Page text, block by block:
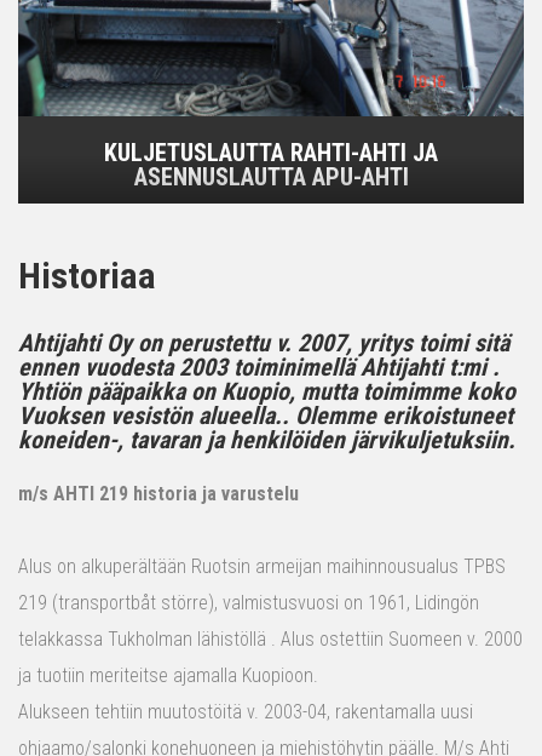
KULJETUSLAUTTA RAHTI-AHTI JA
ASENNUSLAUTTA APU-AHTI
Historiaa
Ahtijahti Oy on perustettu v. 2007, yritys toimi sitä
ennen vuodesta 2003 toiminimellä Ahtijahti t:mi .
Yhtiön pääpaikka on Kuopio, mutta toimimme koko
Vuoksen vesistön alueella.. Olemme erikoistuneet
koneiden-, tavaran ja henkilöiden järvikuljetuksiin.
m/s AHTI 219 historia ja varustelu
Alus on alkuperältään Ruotsin armeijan maihinnousualus TPBS
219 (transportbåt större), valmistusvuosi on 1961, Lidingön
telakkassa Tukholman lähistöllä . Alus ostettiin Suomeen v. 2000
ja tuotiin meriteitse ajamalla Kuopioon.
Alukseen tehtiin muutostöitä v. 2003-04, rakentamalla uusi
ohjaamo/salonki konehuoneen ja miehistöhytin päälle. M/s Ahti